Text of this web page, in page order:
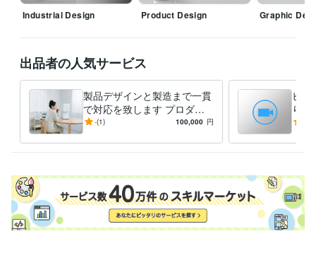
語学力
Industrial Design Product Design Graphic
出品者の人気サービス
製品デザインと製造まで一貫
で対応を致します プロダク
ト・日用品・どんな製品でも
-(1) 100,000 円
ビデ
り
納品